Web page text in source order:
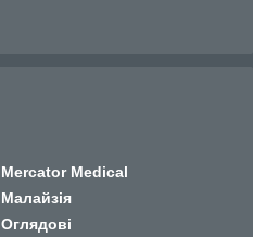
Mercator Medical
Малайзія
Оглядові